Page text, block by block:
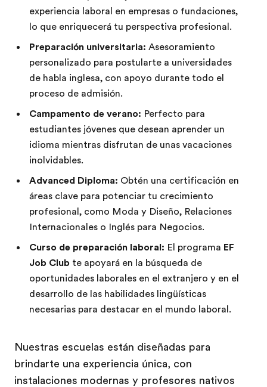
experiencia laboral en empresas o fundaciones,
lo que enriquecerá tu perspectiva profesional.
Preparación universitaria: Asesoramiento
personalizado para postularte a universidades
de habla inglesa, con apoyo durante todo el
proceso de admisión.
Campamento de verano: Perfecto para
estudiantes jóvenes que desean aprender un
idioma mientras disfrutan de unas vacaciones
inolvidables.
Advanced Diploma: Obtén una certificación en
áreas clave para potenciar tu crecimiento
profesional, como Moda y Diseño, Relaciones
Internacionales o Inglés para Negocios.
Curso de preparación laboral: El programa EF
Job Club te apoyará en la búsqueda de
oportunidades laborales en el extranjero y en el
desarrollo de las habilidades lingüísticas
necesarias para destacar en el mundo laboral.
Nuestras escuelas están diseñadas para
brindarte una experiencia única, con
instalaciones modernas y profesores nativos